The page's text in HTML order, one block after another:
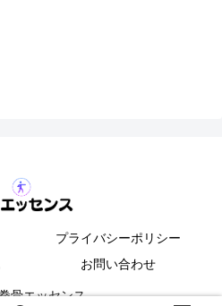
プライバシーポリシー
お問い合わせ
骨エッセンス.